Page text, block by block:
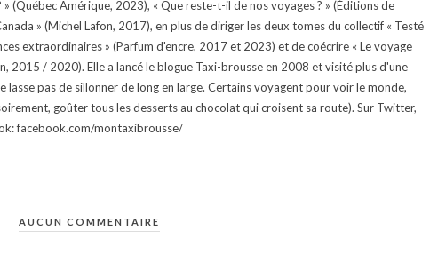
(Québec Amérique, 2023), « Que reste-t-il de nos voyages ? » (Éditions de
» (Michel Lafon, 2017), en plus de diriger les deux tomes du collectif « Testé
extraordinaires » (Parfum d'encre, 2017 et 2023) et de coécrire « Le voyage
2015 / 2020). Elle a lancé le blogue Taxi-brousse en 2008 et visité plus d'une
lasse pas de sillonner de long en large. Certains voyagent pour voir le monde,
goûter tous les desserts au chocolat qui croisent sa route). Sur Twitter,
facebook.com/montaxibrousse/
AUCUN COMMENTAIRE